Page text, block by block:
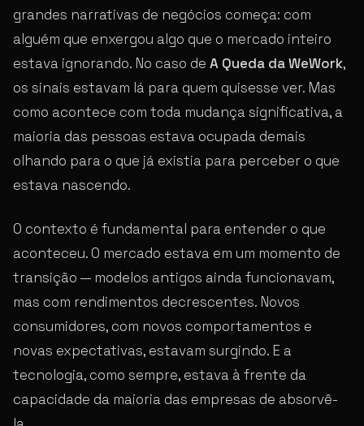
grandes narrativas de negócios começa: com
alguém que enxergou algo que o mercado inteiro
estava ignorando. No caso de A Queda da WeWork,
os sinais estavam lá para quem quisesse ver. Mas
como acontece com toda mudança significativa, a
maioria das pessoas estava ocupada demais
olhando para o que já existia para perceber o que
estava nascendo.
O contexto é fundamental para entender o que
aconteceu. O mercado estava em um momento de
transição — modelos antigos ainda funcionavam,
mas com rendimentos decrescentes. Novos
consumidores, com novos comportamentos e
novas expectativas, estavam surgindo. E a
tecnologia, como sempre, estava à frente da
capacidade da maioria das empresas de absorvê-